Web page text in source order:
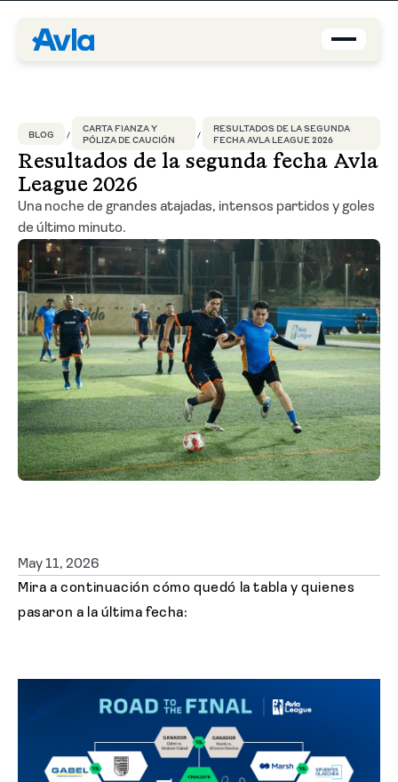
Brokers
Asegurados
Quiénes Somos
Centro de Ayuda
Blog
ES-PE
Solicitar cotización
BLOG
CARTA FIANZA Y
PÓLIZA DE CAUCIÓN
RESULTADOS DE LA SEGUNDA
FECHA AVLA LEAGUE 2026
Resultados de la segunda fecha Avla
League 2026
Una noche de grandes atajadas, intensos partidos y goles
de último minuto.
May 11, 2026
Mira a continuación cómo quedó la tabla y quienes
pasaron a la última fecha: